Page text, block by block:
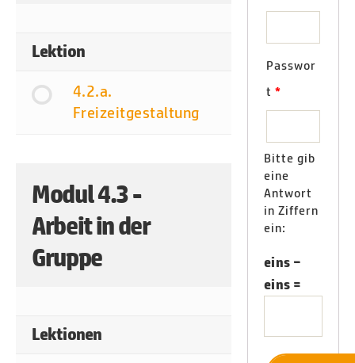
Lektion
4.2.a.
Freizeitgestaltung
Modul 4.3 -
Arbeit in der
Gruppe
Lektionen
Passwor
t *
Bitte gib
eine
Antwort
in Ziffern
ein:
eins −
eins =